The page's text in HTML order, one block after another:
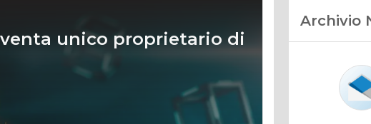
unico proprietario di
Archivio